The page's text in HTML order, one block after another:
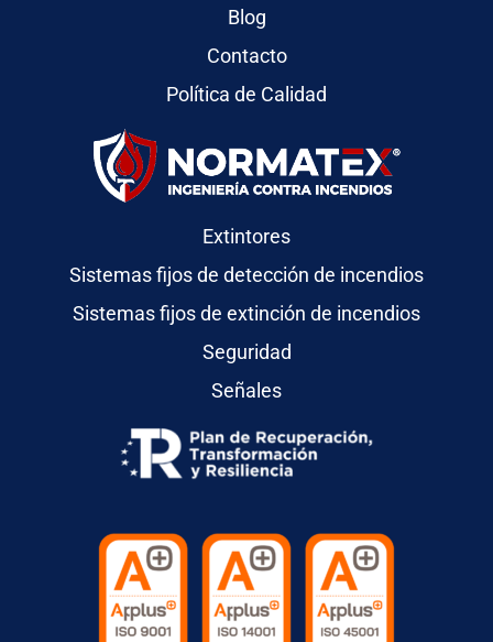
Blog
Contacto
Política de Calidad
Extintores
Sistemas fijos de detección de incendios
Sistemas fijos de extinción de incendios
Seguridad
Señales